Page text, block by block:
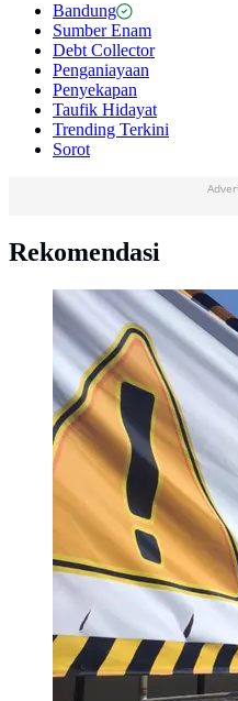
Bandung
Sumber Enam
Debt Collector
Penganiayaan
Penyekapan
Taufik Hidayat
Trending Terkini
Sorot
Rekomendasi